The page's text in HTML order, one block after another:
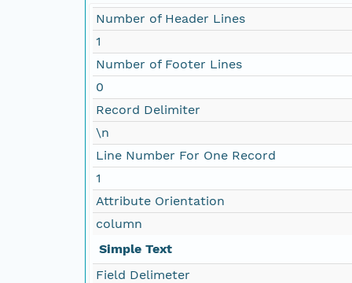
Number of Header Lines
1
Number of Footer Lines
0
Record Delimiter
\n
Line Number For One Record
1
Attribute Orientation
column
Simple Text
Field Delimeter